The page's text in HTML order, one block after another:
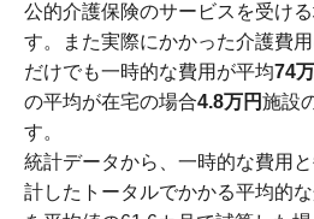
公的介護保険のサービスを受け
す。また実際にかかった介護費
だけでも一時的な費用が平均74
の平均が在宅の場合4.8万円施設
す。
統計データから、一時的な費用
計したトータルでかかる平均的